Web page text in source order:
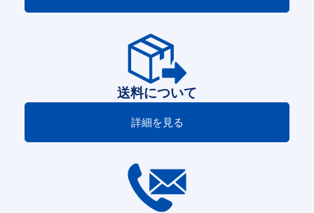
送料について
詳細を見る